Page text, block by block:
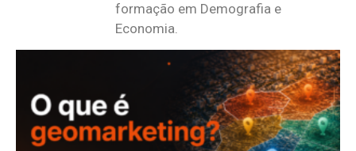
formação em Demografia e
Economia.